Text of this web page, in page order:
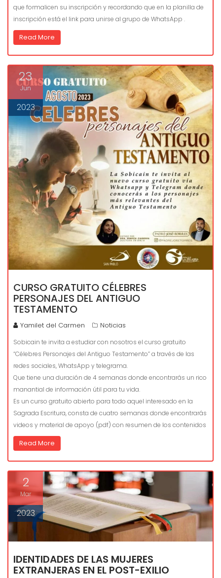
que formalicen su inscripción y recordando que en la planilla de
inscripción está el link para unirse al grupo de WhatsApp .
Read More
23
Jun
2023
CURSO GRATUITO CÉLEBRES
PERSONAJES DEL ANTIGUO
TESTAMENTO
Yamilet del Carmen Noticias
Sobicain te invita a estudiar con nosotros el curso gratuito
“Célebres Personajes del Antiguo Testamento” a través de las
redes sociales, WhatsApp y telegrama.
Que tiene una duración de 4 semanas donde encontrarás un rico
manantial de información útil para tu vida.
Es un curso gratuito abierto para todo aquel interesado en la
Sagrada Escritura, consta de cuatro semanas donde encontrarás
videos y material de apoyo (pdf) con resumen de los contenidos
Read More
2
Mar
2023
IDENTIDADES DE LAS MUJERES
EXTRANJERAS EN EL POST-EXILIO